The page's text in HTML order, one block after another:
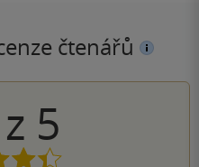
čtenářů
z 5